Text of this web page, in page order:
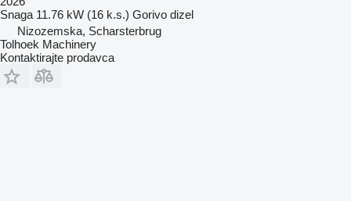
Snaga 11.76 kW (16 k.s.) Gorivo dizel
Nizozemska, Scharsterbrug
Tolhoek Machinery
Kontaktirajte prodavca